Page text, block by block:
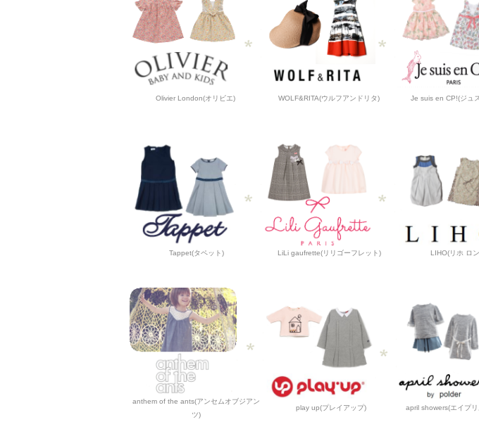
Olivier London(オリビエ) WOLF&RITA(ウルフアンドリタ) Je suis en CP!(ジュ
Tappet(タペット) LiLi gaufrette(リリゴーフレット) LIHO(リホ ロ
anthem of the ants(アンセムオブジアン
ツ)
play up(プレイアップ) april showers(エイプ